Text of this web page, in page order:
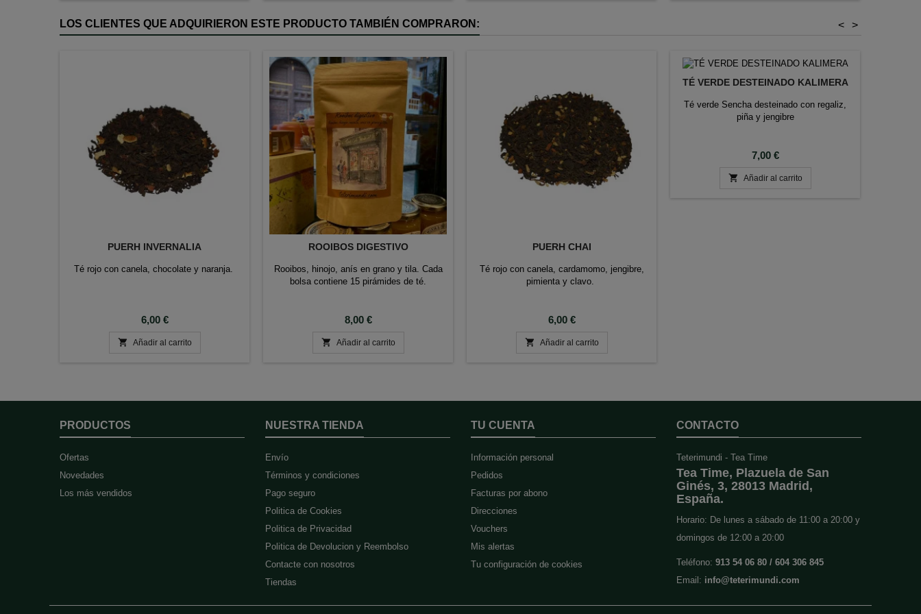
LOS CLIENTES QUE ADQUIRIERON ESTE PRODUCTO TAMBIÉN COMPRARON: >
<
PUERH INVERNALIA
Té rojo con canela, chocolate y naranja.
Precio
6,00 €
 Añadir al carrito
ROOIBOS DIGESTIVO
Rooibos, hinojo, anís en grano y tila. Cada
bolsa contiene 15 pirámides de té.
Precio
8,00 €
 Añadir al carrito
PUERH CHAI
Té rojo con canela, cardamomo, jengibre,
pimienta y clavo.
Precio
6,00 €
 Añadir al carrito
TÉ VERDE DESTEINADO KALIMERA
Té verde Sencha desteinado con regaliz,
piña y jengibre
Precio
7,00 €
 Añadir al carrito
PRODUCTOS
Ofertas
Novedades
Los más vendidos
NUESTRA TIENDA
Envío
Términos y condiciones
Pago seguro
Politica de Cookies
Politica de Privacidad
Politica de Devolucion y Reembolso
Contacte con nosotros
Tiendas
TU CUENTA
Información personal
Pedidos
Facturas por abono
Direcciones
Vouchers
Mis alertas
Tu configuración de cookies
CONTACTO
Teterimundi - Tea Time
Tea Time, Plazuela de San
Ginés, 3, 28013 Madrid,
España.
Horario: De lunes a sábado de 11:00 a 20:00 y
domingos de 12:00 a 20:00
Teléfono: 913 54 06 80 / 604 306 845
Email: info@teterimundi.com